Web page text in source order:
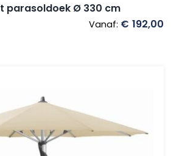
parasoldoek Ø 330 cm
Vanaf: € 192,00